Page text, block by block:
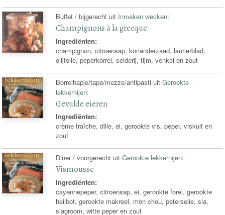
Buffet / bijgerecht uit Inmaken wecken:
Champignons à la grecque
Ingrediënten:
champignon, citroensap, korianderzaad, laurierblad,
olijfolie, peperkorrel, selderij, tijm, venkel en zout
Borrelhapje/tapa/mezze/antipasti uitGerookte
lekkernijen:
Gevulde eieren
Ingrediënten:
crème fraîche, dille, ei, gerookte vis, peper, viskuit en
zout
Diner / voorgerecht uitGerookte lekkernijen:
Vismousse
Ingrediënten:
cayennepeper, citroensap, ei, gerookte forel, gerookte
heilbot, gerookte makreel, mon chou, peterselie, sla,
slagroom, witte peper en zout